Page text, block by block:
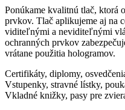
Ponúkame kvalitnú tlač, ktorá
prvkov. Tlač aplikujeme aj na
viditeľnými a neviditeľnými
ochranných prvkov
vrátane použitia hologramov.
Certifikáty, diplomy,
Vstupenky, stravné lístky,
Vkladné knižky, pasy pre